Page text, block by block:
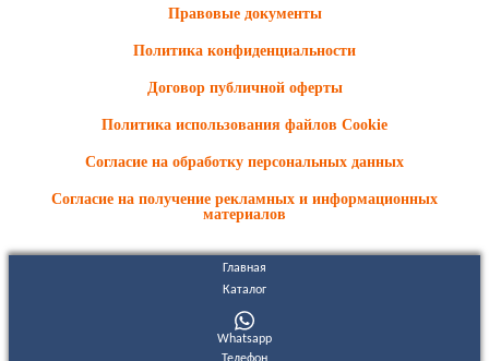
Правовые документы
Политика конфиденциальности
Договор публичной оферты
Политика использования файлов Cookie
Согласие на обработку персональных данных
Согласие на получение рекламных и информационных
материалов
Главная
Каталог
Whatsapp